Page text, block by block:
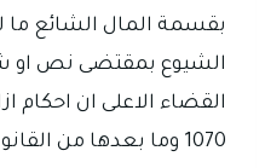
بقسمة المال الشائع ما
الشيوع بمقتضى نص او
القضاء الاعلى ان احكام